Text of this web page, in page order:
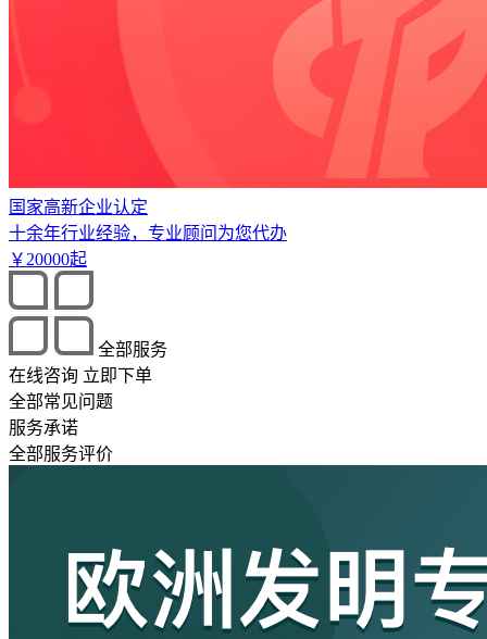
国家高新企业认定
十余年行业经验，专业顾问为您代办
￥ 20000起
全部服务
在线咨询 立即下单
全部常见问题
服务承诺
全部服务评价